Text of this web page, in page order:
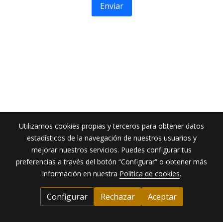
Enviar
Utilizamos cookies propias y terceros para obtener datos
estadísticos de la navegación de nuestros usuarios y
mejorar nuestros servicios. Puedes configurar tus
preferencias a través del botón “Configurar” o obtener más
información en nuestra Política de cookies.
Configurar Rechazar Aceptar